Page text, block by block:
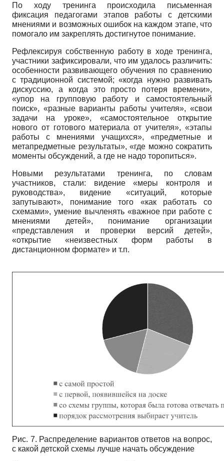
По ходу тренинга происходила письменная
фиксация педагогами этапов работы с детскими
мнениями и возможных ошибок на каждом этапе, что
помогало им закреплять достигнутое понимание.
Рефлексируя собственную работу в ходе тренинга,
участники зафиксировали, что им удалось различить:
особенности развивающего обучения по сравнению
с традиционной системой; «когда нужно развивать
дискуссию, а когда это просто потеря времени»,
«упор на групповую работу и самостоятельный
поиск», «разные варианты работы учителя», «свои
задачи на уроке», «самостоятельное открытие
нового от готового материала от учителя», «этапы
работы с мнениями учащихся», «предметные и
метапредметные результаты», «где можно сократить
моменты обсуждений, а где не надо торопиться».
Новыми результатами тренинга, по словам
участников, стали: видение «меры контроля и
руководства», видение «ситуаций, которые
запутывают», понимание того «как работать со
схемами», умение вычленять «важное при работе с
мнениями детей», понимание организации
«представления и проверки версий детей»,
«открытие «неизвестных форм работы в
дистанционном формате» и т.п.
Рис. 7. Распределение вариантов ответов на вопрос,
с какой детской схемы лучше начать обсуждение